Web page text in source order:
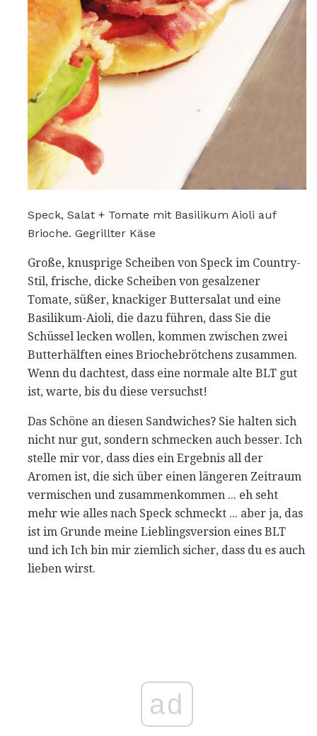
Speck, Salat + Tomate mit Basilikum Aioli auf
Brioche. Gegrillter Käse
Große, knusprige Scheiben von Speck im Country-
Stil, frische, dicke Scheiben von gesalzener
Tomate, süßer, knackiger Buttersalat und eine
Basilikum-Aioli, die dazu führen, dass Sie die
Schüssel lecken wollen, kommen zwischen zwei
Butterhälften eines Briochebrötchens zusammen.
Wenn du dachtest, dass eine normale alte BLT gut
ist, warte, bis du diese versuchst!
Das Schöne an diesen Sandwiches? Sie halten sich
nicht nur gut, sondern schmecken auch besser. Ich
stelle mir vor, dass dies ein Ergebnis all der
Aromen ist, die sich über einen längeren Zeitraum
vermischen und zusammenkommen ... eh seht
mehr wie alles nach Speck schmeckt ... aber ja, das
ist im Grunde meine Lieblingsversion eines BLT
und ich Ich bin mir ziemlich sicher, dass du es auch
lieben wirst.
ad